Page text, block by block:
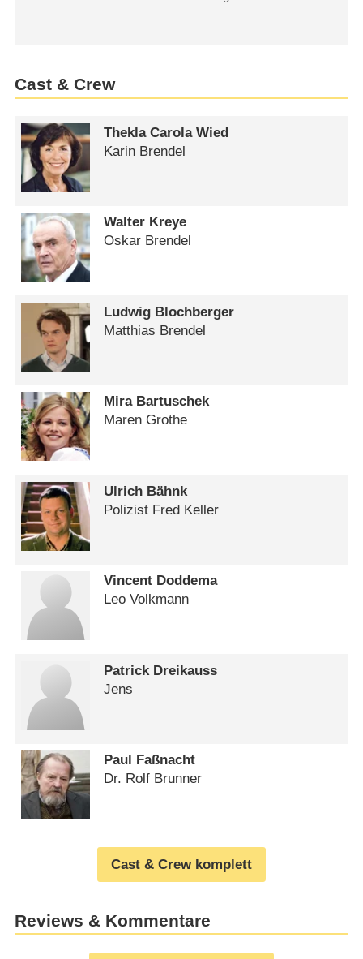
Cast & Crew
Thekla Carola Wied
Karin Brendel
Walter Kreye
Oskar Brendel
Ludwig Blochberger
Matthias Brendel
Mira Bartuschek
Maren Grothe
Ulrich Bähnk
Polizist Fred Keller
Vincent Doddema
Leo Volkmann
Patrick Dreikauss
Jens
Paul Faßnacht
Dr. Rolf Brunner
Cast & Crew komplett
Reviews & Kommentare